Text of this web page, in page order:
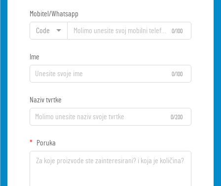
Mobitel/Whatsapp
Code 0/100
Ime
0/100
Naziv tvrtke
0/200
Poruka